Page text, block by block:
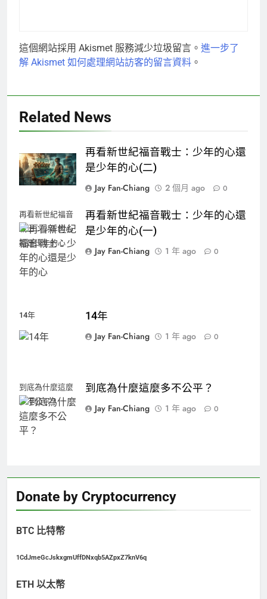
這個網站採用 Akismet 服務減少垃圾留言。 進一步了
解 Akismet 如何處理網站訪客的留言資料 。
Related News
再看新世紀福音戰士：少年的心還
是少年的心(二)
Jay Fan-Chiang
2 個月 ago 0
再看新世紀福音
戰士：少年的心
還是少年的心
再看新世紀福音戰士：少年的心還
是少年的心(一)
Jay Fan-Chiang
1 年 ago 0
14年
14年
Jay Fan-Chiang
1 年 ago 0
到底為什麼這麼
多不公平？
到底為什麼這麼多不公平？
Jay Fan-Chiang
1 年 ago 0
Donate by Cryptocurrency
BTC 比特幣
1CdJmeGcJskxgmUffDNxqb5AZpxZ7knV6q
ETH 以太幣